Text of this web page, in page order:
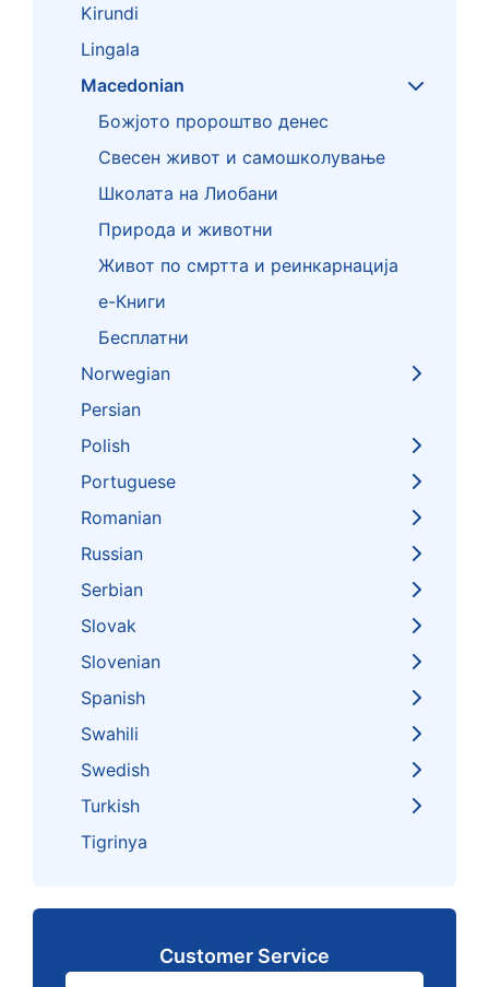
Kirundi
Lingala
Macedonian
Божјото пророштво денес
Свесен живот и самошколување
Школата на Лиобани
Природа и животни
Живот по смртта и реинкарнација
е-Книги
Бесплатни
Norwegian
Persian
Polish
Portuguese
Romanian
Russian
Serbian
Slovak
Slovenian
Spanish
Swahili
Swedish
Turkish
Tigrinya
Customer Service